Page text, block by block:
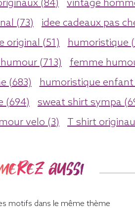
(84) vintage
(73) idee cadeaux pas
original (51) humoristique
(713) femme
(683) humoristique enfant
(694) sweat shirt sympa
velo (3) T shirt
aussi
motifs dans le même thème